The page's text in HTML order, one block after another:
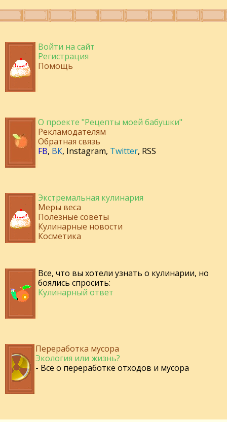
Войти на сайт
Регистрация
Помощь
О проекте "Рецепты моей бабушки"
Рекламодателям
Обратная связь
FB, ВК, Instagram, Twitter, RSS
Экстремальная кулинария
Меры веса
Полезные советы
Кулинарные новости
Косметика
Все, что вы хотели узнать о кулинарии, но
боялись спросить:
Кулинарный ответ
Переработка мусора
Экология или жизнь?
- Все о переработке отходов и мусора